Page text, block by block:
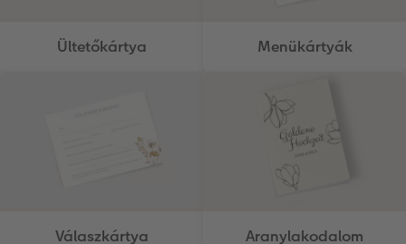
Ültetőkártya Menükártyák
Válaszkártya Aranylakodalom